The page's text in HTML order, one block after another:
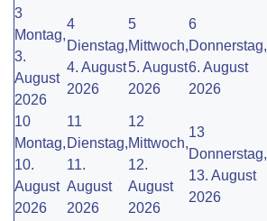
3
Montag,
3.
August
2026
4
Dienstag,
4. August
2026
5
Mittwoch,
5. August
2026
6
Donnerstag,
6. August
2026
10
Montag,
10.
August
2026
11
Dienstag,
11.
August
2026
12
Mittwoch,
12.
August
2026
13
Donnerstag,
13. August
2026